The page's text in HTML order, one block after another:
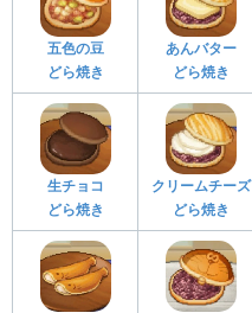
五色の豆
どら焼き
あんバター
どら焼き
生チョコ
どら焼き
クリームチーズ
どら焼き